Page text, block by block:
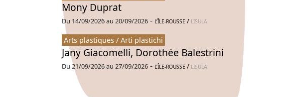
Mony Duprat
Du 14/09/2026 au 20/09/2026 - L’ÎLE-ROUSSE / LISULA
Arts plastiques / Arti plastichi
Jany Giacomelli, Dorothée Balestrini
Du 21/09/2026 au 27/09/2026 - L’ÎLE-ROUSSE / LISULA